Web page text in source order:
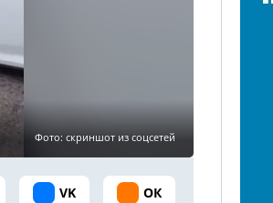
Фото: скриншот из соцсетей
VK ОК